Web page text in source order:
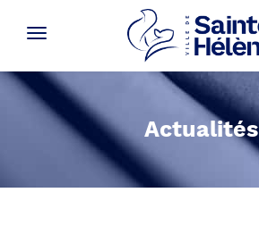
Actualités